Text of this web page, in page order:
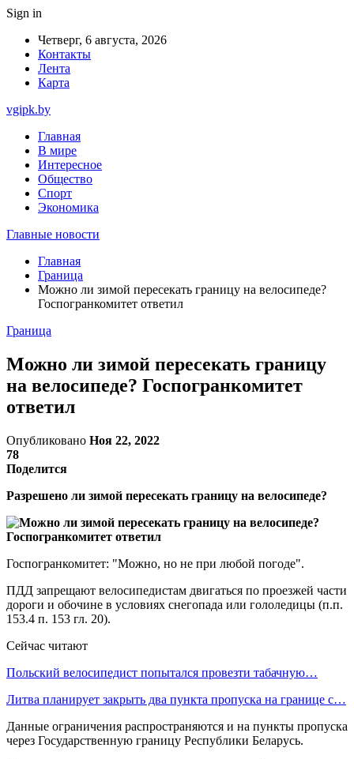
Sign in
Четверг, 6 августа, 2026
Контакты
Лента
Карта
vgipk.by
Главная
В мире
Интересное
Общество
Спорт
Экономика
Главные новости
Главная
Граница
Можно ли зимой пересекать границу на велосипеде?
Госпогранкомитет ответил
Граница
Можно ли зимой пересекать границу
на велосипеде? Госпогранкомитет
ответил
Опубликовано Ноя 22, 2022
78
Поделится
Разрешено ли зимой пересекать границу на велосипеде?
Госпогранкомитет: "Можно, но не при любой погоде".
ПДД запрещают велосипедистам двигаться по проезжей части
дороги и обочине в условиях снегопада или гололедицы (п.п.
153.4 п. 153 гл. 20).
Сейчас читают
Польский велосипедист попытался провезти табачную…
Литва планирует закрыть два пункта пропуска на границе с…
Данные ограничения распространяются и на пункты пропуска
через Государственную границу Республики Беларусь.